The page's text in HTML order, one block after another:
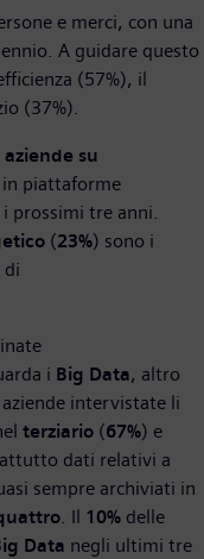
e merci, con una
A guidare questo
(57%), il
(37%).
su
piattaforme
prossimi tre anni.
(23%) sono i
di
i Big Data, altro
intervistate li
terziario (67%) e
dati relativi a
sempre archiviati in
. Il 10% delle
Data negli ultimi tre